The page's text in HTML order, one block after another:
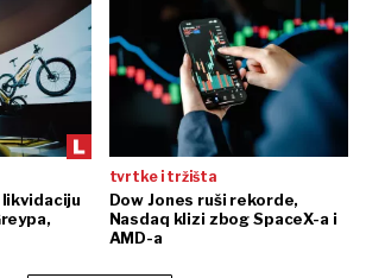
tvrtke i tržišta
Dow Jones ruši rekorde,
Nasdaq klizi zbog SpaceX-a i
AMD-a